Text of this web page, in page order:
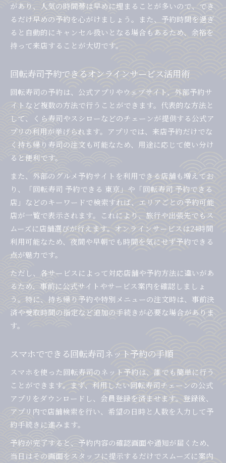
があり、人気の時間帯は早めに埋まることが多いので、でき
るだけ早めの予約を心がけましょう。また、予約時間を過ぎ
ると自動的にキャンセル扱いとなる場合もあるため、余裕を
持って来店することが大切です。
回転寿司予約できるオンラインサービス活用術
回転寿司の予約は、公式アプリやウェブサイト、外部予約サ
イトなど複数の方法で行うことができます。代表的な方法と
して、くら寿司やスシローなどのチェーンが提供する公式ア
プリの利用が挙げられます。アプリでは、来店予約だけでな
く持ち帰り寿司の注文も可能なため、用途に応じて使い分け
ると便利です。
また、外部のグルメ予約サイトを利用できる店舗も増えてお
り、「回転寿司 予約できる 東京」や「回転寿司 予約できる
店」などのキーワードで検索すれば、エリアごとの予約可能
店が一覧で表示されます。これにより、旅行や出張先でもス
ムーズに店舗選びが行えます。オンラインサービスは24時間
利用可能なため、夜間や早朝でも時間を気にせず予約できる
点が魅力です。
ただし、各サービスによって対応店舗や予約方法に違いがあ
るため、事前に公式サイトやサービス案内を確認しましょ
う。特に、持ち帰り予約や特別メニューの注文時は、事前決
済や受取時間の指定など追加の手続きが必要な場合がありま
す。
スマホでできる回転寿司ネット予約の手順
スマホを使った回転寿司のネット予約は、誰でも簡単に行う
ことができます。まず、利用したい回転寿司チェーンの公式
アプリをダウンロードし、会員登録を済ませます。登録後、
アプリ内で店舗検索を行い、希望の日時と人数を入力して予
約手続きに進みます。
予約が完了すると、予約内容の確認画面や通知が届くため、
当日はその画面をスタッフに提示するだけでスムーズに案内